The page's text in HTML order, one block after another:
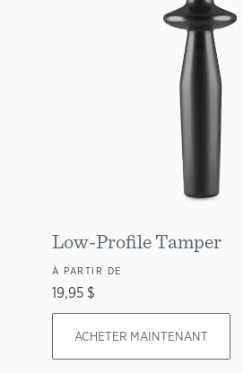
Low-Profile Tamper
À PARTIR DE
19,95 $
ACHETER MAINTENANT